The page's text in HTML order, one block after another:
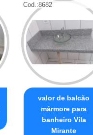
Cod.:8682
valor de balcão
mármore para
banheiro Vila
Mirante